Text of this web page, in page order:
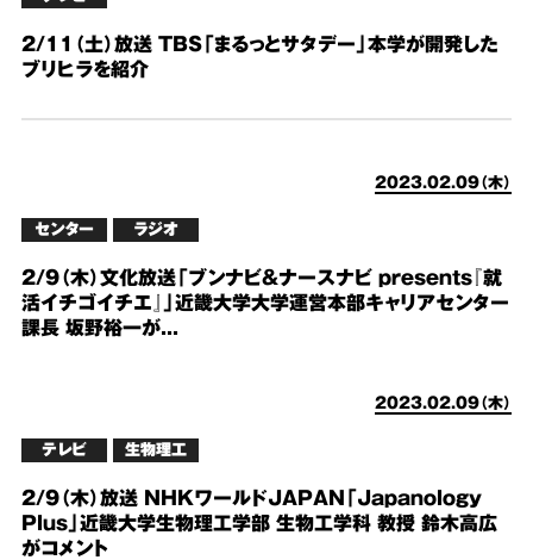
2/11（土）放送 TBS「まるっとサタデー」本学が開発した
ブリヒラを紹介
2023.02.09（木）
センター ラジオ
2/9（木）文化放送「ブンナビ&ナースナビ presents『就
活イチゴイチエ』」近畿大学大学運営本部キャリアセンター
課長 坂野裕一が...
2023.02.09（木）
テレビ 生物理工
2/9（木）放送 NHKワールドJAPAN「Japanology
Plus」近畿大学生物理工学部 生物工学科 教授 鈴木高広
がコメント